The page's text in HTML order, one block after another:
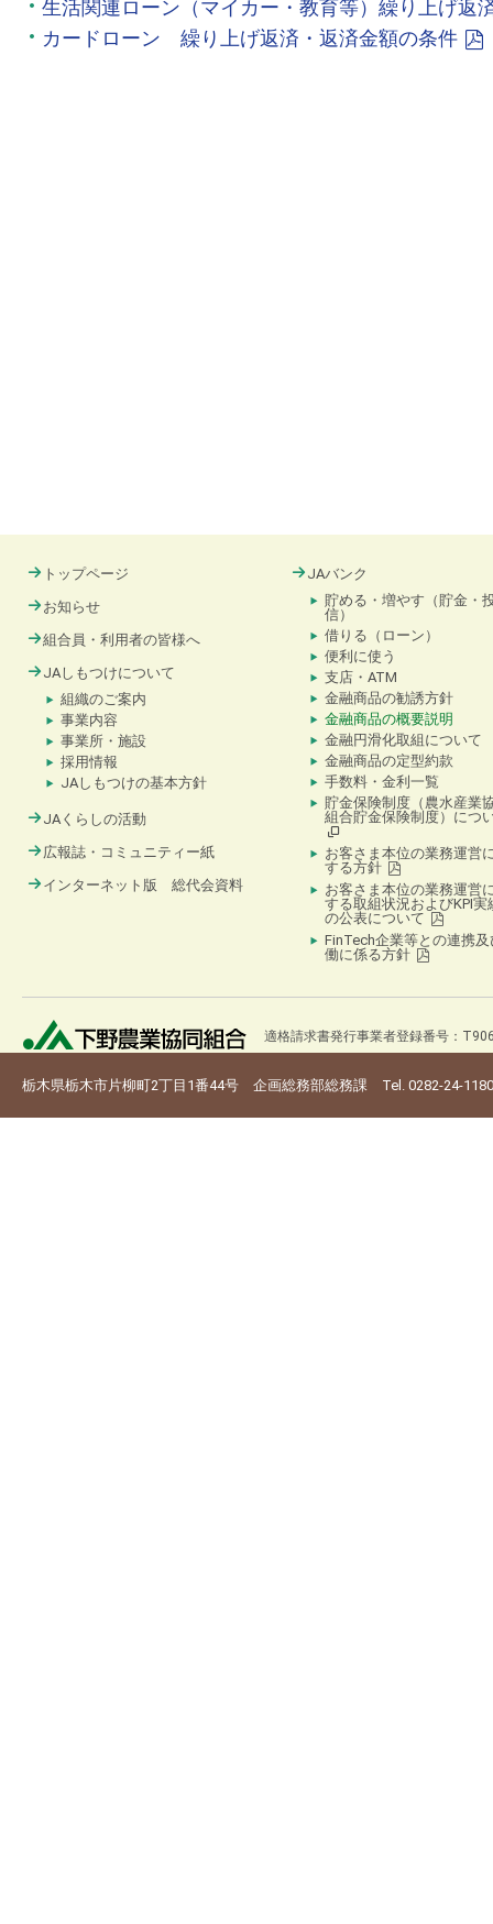
生活関連ローン（マイカー・教育等）繰り上げ返
カードローン 繰り上げ返済・返済金額の条件
トップページ
お知らせ
組合員・利用者の皆様へ
JAしもつけについて
組織のご案内
事業内容
事業所・施設
採用情報
JAしもつけの基本方針
JAくらしの活動
広報誌・コミュニティー紙
インターネット版 総代会資料
JAバンク
貯める・増やす（貯金・
信）
借りる（ローン）
便利に使う
支店・ATM
金融商品の勧誘方針
金融商品の概要説明
金融円滑化取組について
金融商品の定型約款
手数料・金利一覧
貯金保険制度（農水産業
組合貯金保険制度）につ
お客さま本位の業務運営
する方針
お客さま本位の業務運営
する取組状況およびKPI実
の公表について
FinTech企業等との連携及
働に係る方針
適格請求書発行事業者登録番号：
栃木県栃木市片柳町2丁目1番44号 企画総務部総務課 Tel. 0282-24-1180